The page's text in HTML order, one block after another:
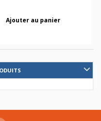
Ajouter au panier